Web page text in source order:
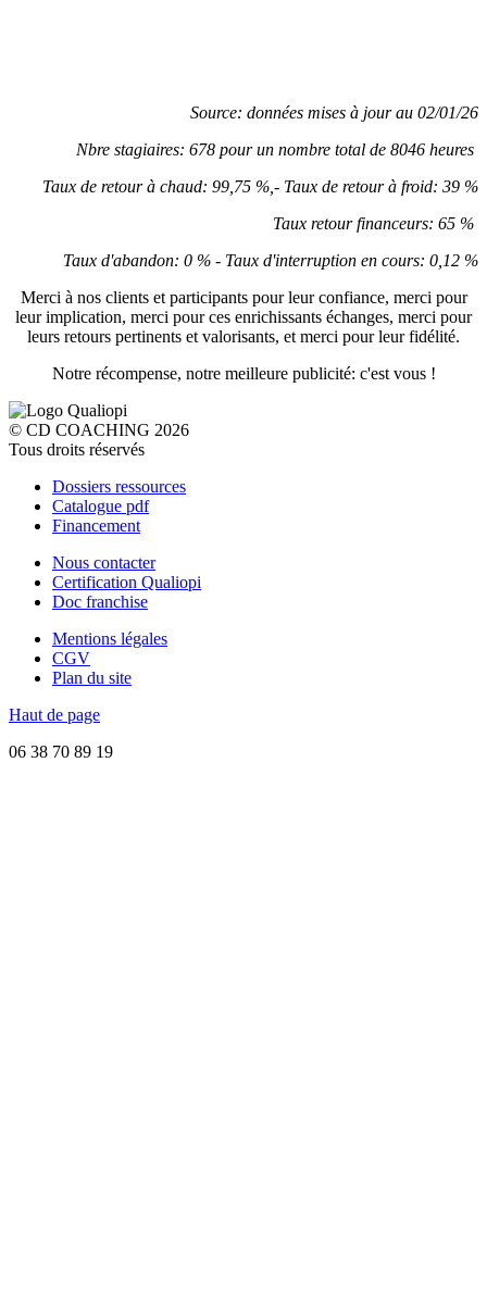
Source: données mises à jour au 02/01/26
Nbre stagiaires: 678 pour un nombre total de 8046 heures
Taux de retour à chaud: 99,75 %,- Taux de retour à froid: 39 %
Taux retour financeurs: 65 %
Taux d'abandon: 0 % - Taux d'interruption en cours: 0,12 %
Merci à nos clients et participants pour leur confiance, merci pour
leur implication, merci pour ces enrichissants échanges, merci pour
leurs retours pertinents et valorisants, et merci pour leur fidélité.
Notre récompense, notre meilleure publicité: c'est vous !
© CD COACHING 2026
Tous droits réservés
Dossiers ressources
Catalogue pdf
Financement
Nous contacter
Certification Qualiopi
Doc franchise
Mentions légales
CGV
Plan du site
Haut de page
06 38 70 89 19